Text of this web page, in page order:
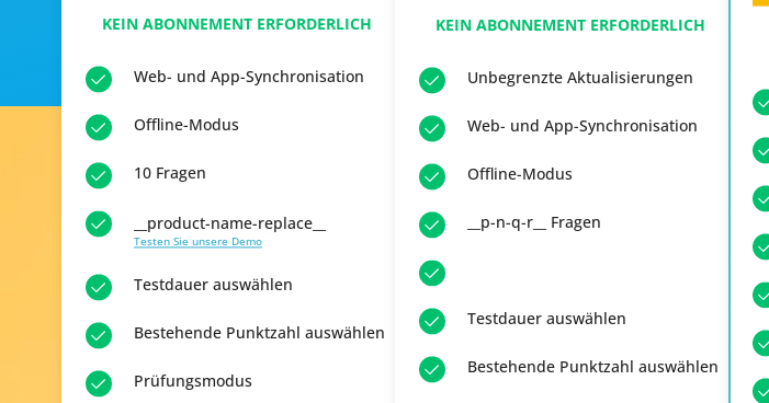
KEIN ABONNEMENT ERFORDERLICH
Web- und App-Synchronisation
Offline-Modus
10 Fragen
__product-name-replace__
Testen Sie unsere Demo
Testdauer auswählen
Bestehende Punktzahl auswählen
Prüfungsmodus
KEIN ABONNEMENT ERFORDERLICH
Unbegrenzte Aktualisierungen
Web- und App-Synchronisation
Offline-Modus
__p-n-q-r__ Fragen
Testdauer auswählen
Bestehende Punktzahl auswählen